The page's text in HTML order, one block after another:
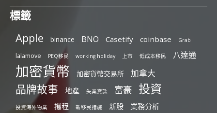
標籤
Apple binance BNO Casetify coinbase Grab
lalamove PEQ移民 working holiday 上市 低成本移民 八達通
加密貨幣 加密貨幣交易所 加拿大
品牌故事 地產 失業貸款 富豪 投資
投資海外物業 攜程 新移民措施 新股 業務分析